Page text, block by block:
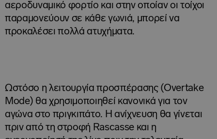
αεροδυναμικό φορτίο και στην οποίαν οι τοίχοι
παραμονεύουν σε κάθε γωνιά, μπορεί να
προκαλέσει πολλά ατυχήματα.
Ωστόσο η λειτουργία προσπέρασης (Overtake
Mode) θα χρησιμοποιηθεί κανονικά για τον
αγώνα στο πριγκιπάτο. Η ανίχνευση θα γίνεται
πριν από τη στροφή Rascasse και η